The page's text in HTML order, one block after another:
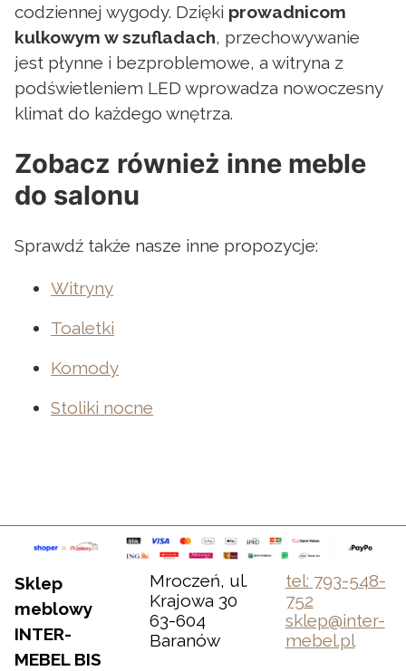
codziennej wygody. Dzięki prowadnicom
kulkowym w szufladach, przechowywanie
jest płynne i bezproblemowe, a witryna z
podświetleniem LED wprowadza nowoczesny
klimat do każdego wnętrza.
Zobacz również inne meble
do salonu
Sprawdź także nasze inne propozycje:
Witryny
Toaletki
Komody
Stoliki nocne
Sklep
meblowy
INTER-
MEBEL BIS
Mroczeń, ul.
Krajowa 30
63-604
Baranów
tel: 793-548-
752
sklep@inter-
mebel.pl